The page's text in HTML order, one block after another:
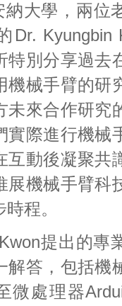
納大學，兩位
Dr. Kyungbin
特別分享過去
機械手臂的研
未來合作研究
實際進行機械
互動後凝聚共
展機械手臂科
程。
提出的專
解答，包括機
微處理器